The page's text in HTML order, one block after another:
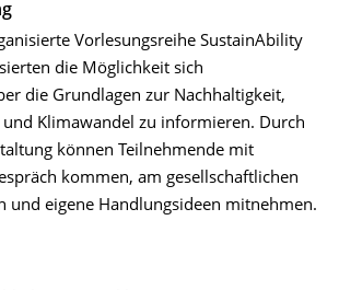
Vorlesungsreihe SustainAbility
die Möglichkeit sich
die Grundlagen zur Nachhaltigkeit,
Klimawandel zu informieren. Durch
können Teilnehmende mit
kommen, am gesellschaftlichen
und eigene Handlungsideen mitnehmen.